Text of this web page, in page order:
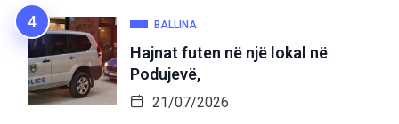
BALLINA
Hajnat futen në një lokal në
Podujevë,
21/07/2026